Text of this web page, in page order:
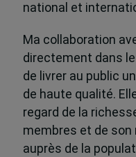
national et
Ma collaboration
directement dans
de livrer au public
de haute qualité.
regard de la
membres et de son
auprès de la